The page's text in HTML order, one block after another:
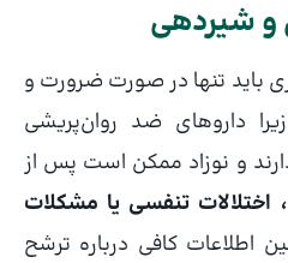
و شیردهی
باید تنها در صورت ضرورت و
داروهای ضد روان‌پریشی
و نوزاد ممکن است پس از
اختلالات تنفسی یا مشکلات
اطلاعات کافی درباره ترشح